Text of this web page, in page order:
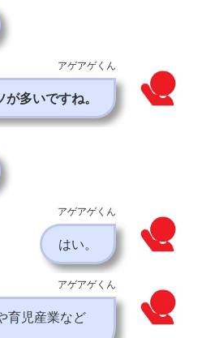
アゲアゲくん
が多いですね。
アゲアゲくん
はい。
アゲアゲくん
育児産業など